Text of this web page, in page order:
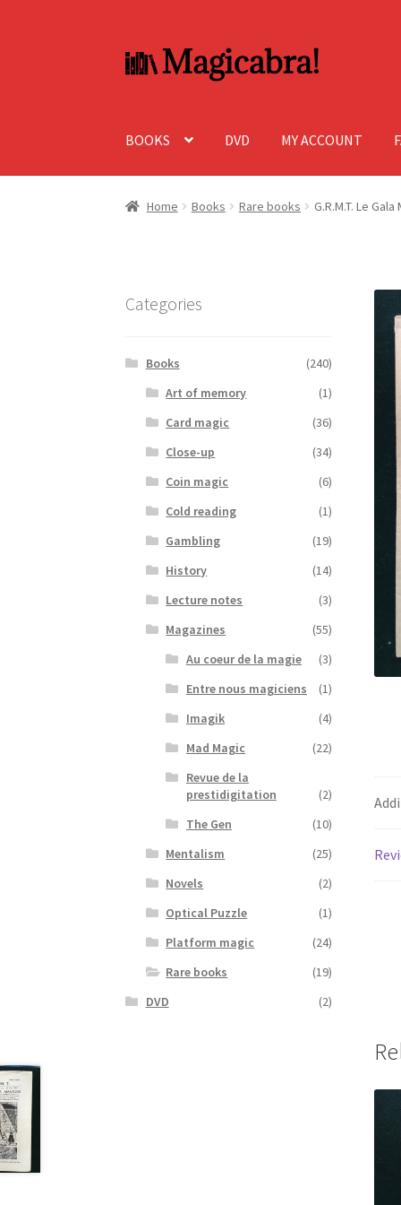
to
to
BOOKS DVD MY ACCOUNT
Home Books Rare books G.R.M.T. Le
Categories
Books
(240)
Art of memory
(1)
Card magic
(36)
Close-up
(34)
Coin magic
(6)
Cold reading
(1)
Gambling
(19)
History
(14)
Lecture notes
(3)
Magazines
(55)
Au coeur de la magie
(3)
Entre nous magiciens
(1)
Imagik
(4)
Mad Magic
(22)
Revue de la
prestidigitation
(2)
The Gen
(10)
Mentalism
(25)
Novels
(2)
Optical Puzzle
(1)
Platform magic
(24)
Rare books
(19)
DVD
(2)